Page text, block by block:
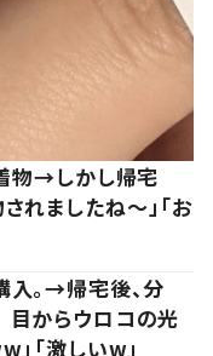
物→しかし帰宅
れましたね～」「お
入。→帰宅後、分
からウロコの光
」「激しいw」